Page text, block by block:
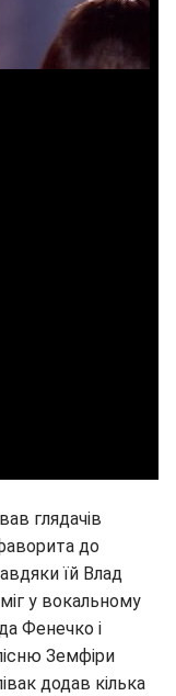
глядачів
до
їй Влад
у вокальному
Фенечко і
Земфіри
додав кілька